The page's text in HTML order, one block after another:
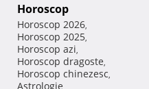
Horoscop
Horoscop 2026,
Horoscop 2025,
Horoscop azi,
Horoscop dragoste,
Horoscop chinezesc,
Astrologie